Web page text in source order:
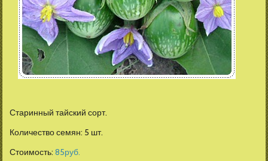
Старинный тайский сорт.
Количество семян: 5 шт.
Стоимость:85руб.